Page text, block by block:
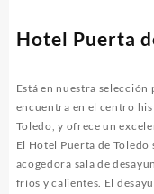
Hotel Puerta
Está en nuestra
encuentra en el centro
Toledo, y ofrece un
El Hotel Puerta de
acogedora sala de
fríos y calientes. El